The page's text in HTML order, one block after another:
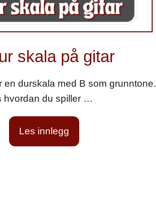
skala på gitar
en durskala med B som grunntone.
hvordan du spiller …
Les innlegg